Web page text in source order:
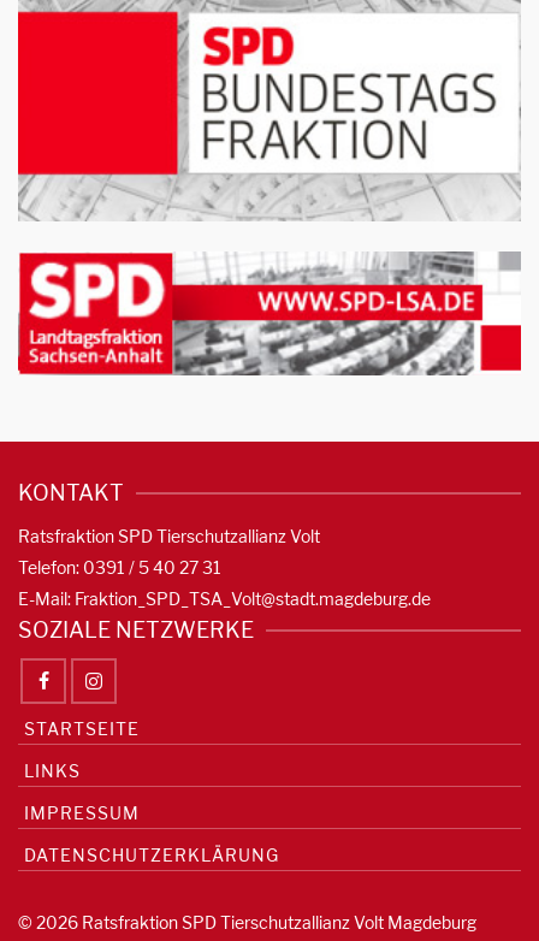
KONTAKT
Ratsfraktion SPD Tierschutzallianz Volt
Telefon: 0391 / 5 40 27 31
E-Mail: Fraktion_SPD_TSA_Volt@stadt.magdeburg.de
SOZIALE NETZWERKE
STARTSEITE
LINKS
IMPRESSUM
DATENSCHUTZERKLÄRUNG
© 2026 Ratsfraktion SPD Tierschutzallianz Volt Magdeburg